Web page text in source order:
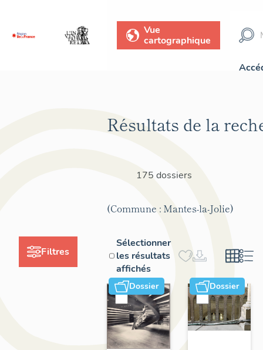
Vue
cartographique
Filtres
Résultats de la
175 dossiers
(Commune : Mantes-la-Jolie)
Sélectionner
les résultats
affichés
Dossier Dossier